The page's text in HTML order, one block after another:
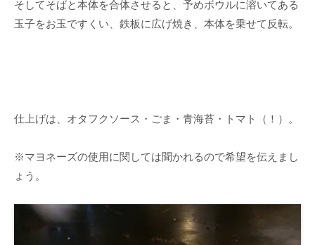
そしてそばと本体を合体させると、予めボウルに溶いてある
玉子をお玉ですくい、鉄板に広げ焼き、本体を乗せて反転。
仕上げは、オタフクソース・ごま・青海苔・トマト（！）。
※マヨネーズの使用に関しては聞かれるので希望を伝えまし
ょう。